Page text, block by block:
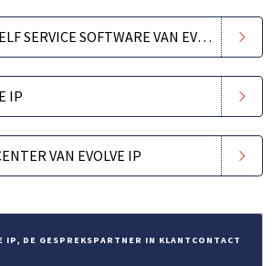
KLANTCONTACT SELF SERVICE SOFTWARE VAN EVOLVE IP
IP
VAN EVOLVE IP
IP, DE GESPREKSPARTNER IN KLANTCONTACT